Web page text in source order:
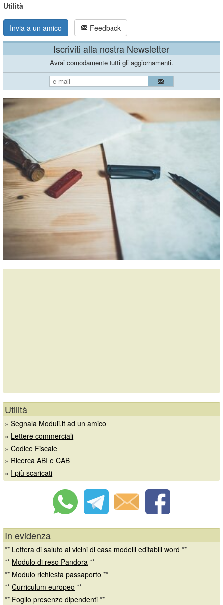
Utilità
Invia a un amico Feedback
Iscriviti alla nostra Newsletter
Avrai comodamente tutti gli aggiornamenti.
Utilità
»Segnala Moduli.it ad un amico
» Lettere commerciali
»Codice Fiscale
» Ricerca ABI e CAB
» I più scaricati
In evidenza
** Lettera di saluto ai vicini di casa modelli editabili word **
** Modulo di reso Pandora **
** Modulo richiesta passaporto **
**Curriculum europeo **
** Foglio presenze dipendenti **